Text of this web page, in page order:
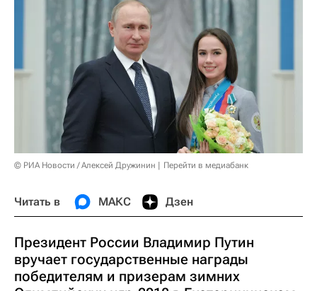
© РИА Новости / Алексей Дружинин Перейти в медиабанк
Читать в МАКС Дзен
Президент России Владимир Путин
вручает государственные награды
победителям и призерам зимних